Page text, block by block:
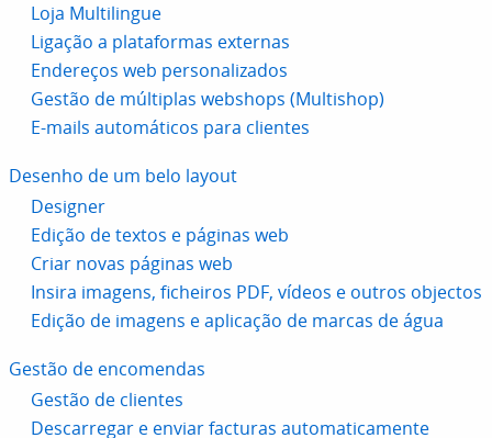
Loja Multilingue
Ligação a plataformas externas
Endereços web personalizados
Gestão de múltiplas webshops (Multishop)
E-mails automáticos para clientes
Desenho de um belo layout
Designer
Edição de textos e páginas web
Criar novas páginas web
Insira imagens, ficheiros PDF, vídeos e outros objectos
Edição de imagens e aplicação de marcas de água
Gestão de encomendas
Gestão de clientes
Descarregar e enviar facturas automaticamente